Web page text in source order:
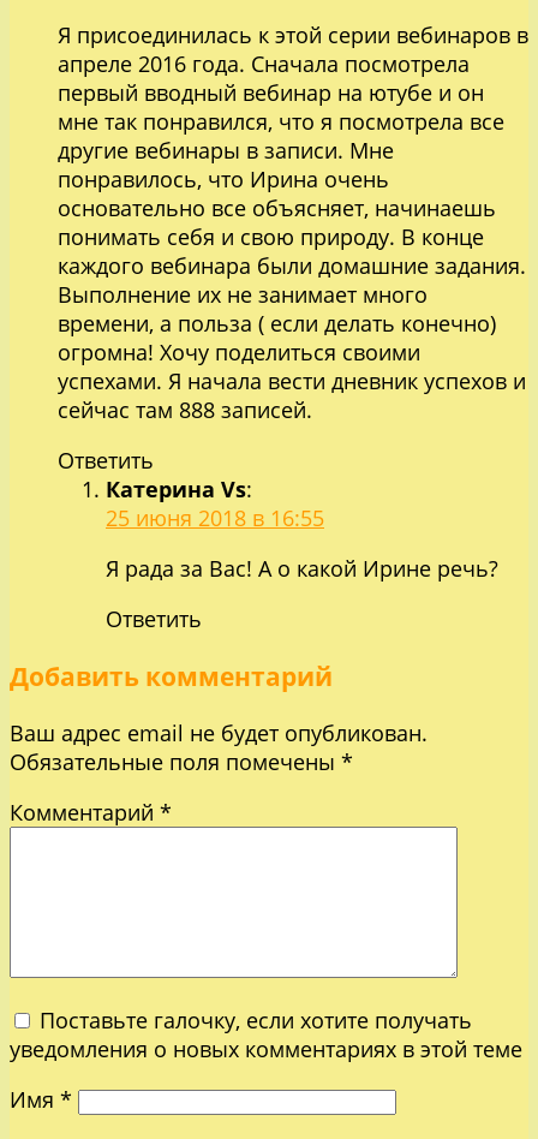
Я присоединилась к этой серии вебинаров в
апреле 2016 года. Сначала посмотрела
первый вводный вебинар на ютубе и он
мне так понравился, что я посмотрела все
другие вебинары в записи. Мне
понравилось, что Ирина очень
основательно все объясняет, начинаешь
понимать себя и свою природу. В конце
каждого вебинара были домашние задания.
Выполнение их не занимает много
времени, а польза ( если делать конечно)
огромна! Хочу поделиться своими
успехами. Я начала вести дневник успехов и
сейчас там 888 записей.
Ответить
Катерина Vs:
25 июня 2018 в 16:55
Я рада за Вас! А о какой Ирине речь?
Ответить
Добавить комментарий
Ваш адрес email не будет опубликован.
Обязательные поля помечены *
Комментарий *
Поставьте галочку, если хотите получать
уведомления о новых комментариях в этой теме
Имя *